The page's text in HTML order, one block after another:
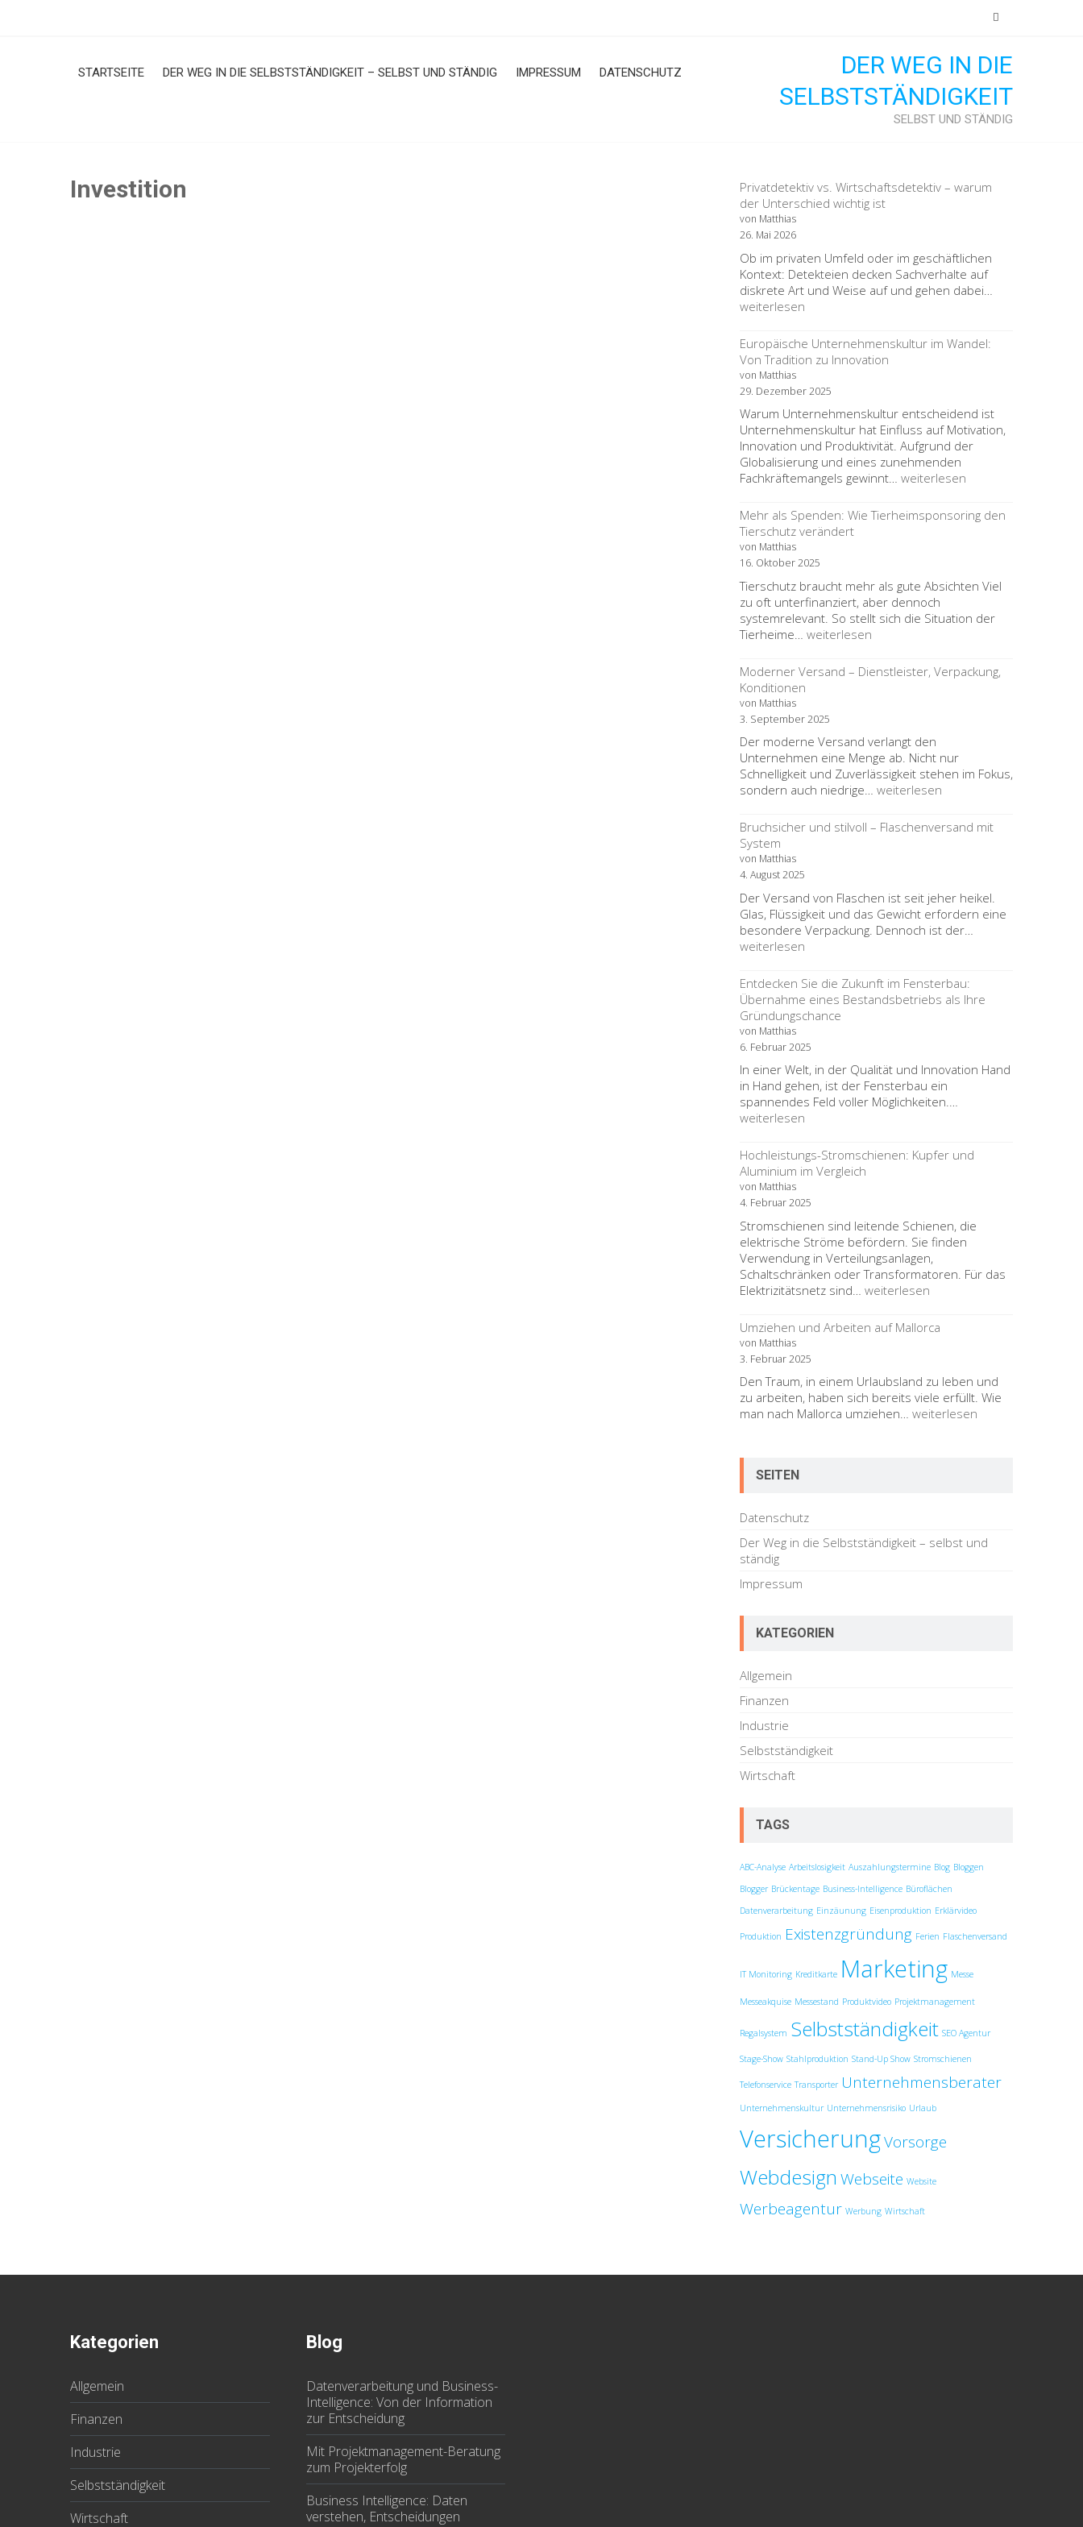
STARTSEITE DER WEG IN DIE SELBSTSTÄNDIGKEIT – SELBST UND STÄNDIG IMPRESSUM DATENSCHUTZ
DER WEG IN DIE
SELBSTSTÄNDIGKEIT
SELBST UND STÄNDIG
Investition
Privatdetektiv vs. Wirtschaftsdetektiv – warum
der Unterschied wichtig ist
von Matthias
26. Mai 2026
Ob im privaten Umfeld oder im geschäftlichen
Kontext: Detekteien decken Sachverhalte auf
diskrete Art und Weise auf und gehen dabei…
weiterlesen
Europäische Unternehmenskultur im Wandel:
Von Tradition zu Innovation
von Matthias
29. Dezember 2025
Warum Unternehmenskultur entscheidend ist
Unternehmenskultur hat Einfluss auf Motivation,
Innovation und Produktivität. Aufgrund der
Globalisierung und eines zunehmenden
Fachkräftemangels gewinnt… Europäische
im
Wandel:
Innovation
weiterlesen
Mehr als Spenden: Wie Tierheimsponsoring den
Tierschutz verändert
von Matthias
16. Oktober 2025
Tierschutz braucht mehr als gute Absichten Viel
zu oft unterfinanziert, aber dennoch
systemrelevant. So stellt sich die Situation der
Tierheime… Mehr
Spenden:
Wie
den
verändert
weiterlesen
Moderner Versand – Dienstleister, Verpackung,
Konditionen
von Matthias
3. September 2025
Der moderne Versand verlangt den
Unternehmen eine Menge ab. Nicht nur
Schnelligkeit und Zuverlässigkeit stehen im Fokus,
sondern auch niedrige… Moderner
–
weiterlesen
Bruchsicher und stilvoll – Flaschenversand mit
System
von Matthias
4. August 2025
Der Versand von Flaschen ist seit jeher heikel.
Glas, Flüssigkeit und das Gewicht erfordern eine
besondere Verpackung. Dennoch ist der…
mit
weiterlesen
Entdecken Sie die Zukunft im Fensterbau:
Übernahme eines Bestandsbetriebs als Ihre
Gründungschance
von Matthias
6. Februar 2025
In einer Welt, in der Qualität und Innovation Hand
in Hand gehen, ist der Fensterbau ein
spannendes Feld voller Möglichkeiten.…
Zukunft
Bestandsbetriebs
als
Gründungschance
weiterlesen
Hochleistungs-Stromschienen: Kupfer und
Aluminium im Vergleich
von Matthias
4. Februar 2025
Stromschienen sind leitende Schienen, die
elektrische Ströme befördern. Sie finden
Verwendung in Verteilungsanlagen,
Schaltschränken oder Transformatoren. Für das
Elektrizitätsnetz sind… Hochleistungs-
Kupfer
und
Vergleich
weiterlesen
Umziehen und Arbeiten auf Mallorca
von Matthias
3. Februar 2025
Den Traum, in einem Urlaubsland zu leben und
zu arbeiten, haben sich bereits viele erfüllt. Wie
man nach Mallorca umziehen… Umziehen
weiterlesen
SEITEN
Datenschutz
Der Weg in die Selbstständigkeit – selbst und
ständig
Impressum
KATEGORIEN
Allgemein
Finanzen
Industrie
Selbstständigkeit
Wirtschaft
TAGS
ABC-Analyse Arbeitslosigkeit Auszahlungstermine Blog Bloggen
Blogger Brückentage Business-Intelligence Büroflächen
Datenverarbeitung Einzäunung Eisenproduktion Erklärvideo
Produktion Existenzgründung Ferien Flaschenversand
IT Monitoring Kreditkarte Marketing Messe
Messeakquise Messestand Produktvideo Projektmanagement
Regalsystem Selbstständigkeit SEO Agentur
Stage-Show Stahlproduktion Stand-Up Show Stromschienen
Telefonservice Transporter Unternehmensberater
Unternehmenskultur Unternehmensrisiko Urlaub
VersicherungVorsorge
Webdesign Webseite Website
Werbeagentur Werbung Wirtschaft
Kategorien
Allgemein
Finanzen
Industrie
Selbstständigkeit
Wirtschaft
Blog
Datenverarbeitung und Business-
Intelligence: Von der Information
zur Entscheidung
Mit Projektmanagement-Beratung
zum Projekterfolg
Business Intelligence: Daten
verstehen, Entscheidungen